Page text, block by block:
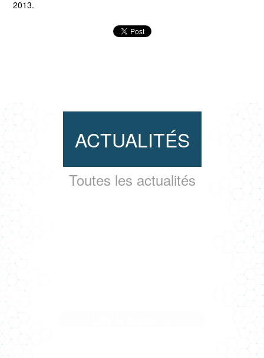
2013.
ACTUALITÉS
Toutes les actualités
LA GÉOTHERMIE S'INVITE À
Sur le chantier de réhabilitation et d'extension école